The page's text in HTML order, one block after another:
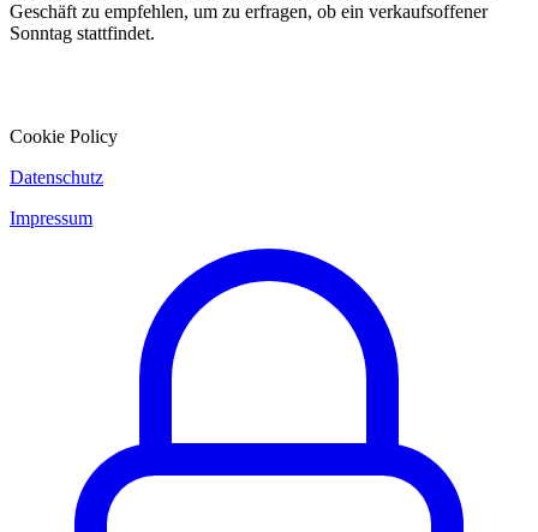
Geschäft zu empfehlen, um zu erfragen, ob ein verkaufsoffener
Sonntag stattfindet.
Cookie Policy
Datenschutz
Impressum